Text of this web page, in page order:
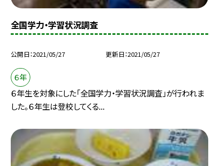
全国学力・学習状況調査
公開日 2021/05/27 更新日 2021/05/27
６年
６年生を対象にした「全国学力・学習状況調査」が行われま
した。６年生は登校してくる...